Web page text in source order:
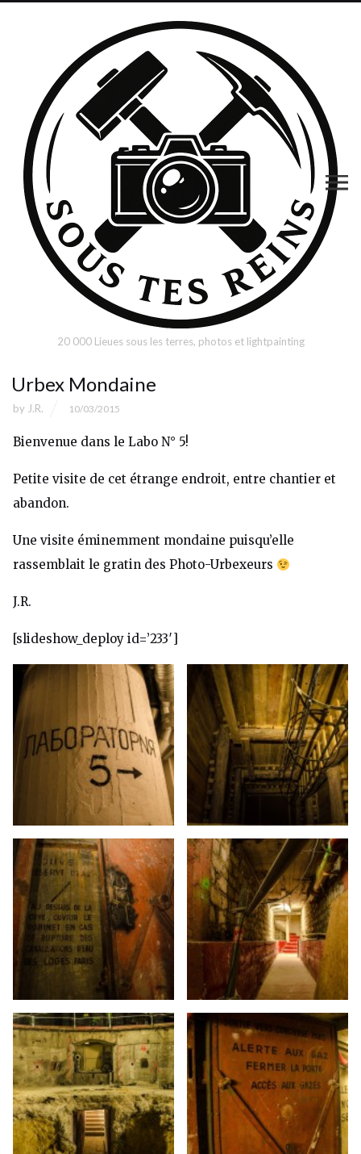
20 000 Lieues sous les terres, photos et lightpainting
Urbex Mondaine
by J.R. 10/03/2015
Bienvenue dans le Labo N° 5!
Petite visite de cet étrange endroit, entre chantier et
abandon.
Une visite éminemment mondaine puisqu’elle
rassemblait le gratin des Photo-Urbexeurs
J.R.
[slideshow_deploy id=’233′]